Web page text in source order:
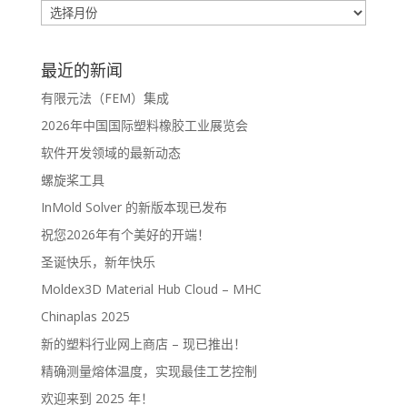
最近的新闻
有限元法（FEM）集成
2026年中国国际塑料橡胶工业展览会
软件开发领域的最新动态
螺旋桨工具
InMold Solver 的新版本现已发布
祝您2026年有个美好的开端！
圣诞快乐，新年快乐
Moldex3D Material Hub Cloud – MHC
Chinaplas 2025
新的塑料行业网上商店 – 现已推出！
精确测量熔体温度，实现最佳工艺控制
欢迎来到 2025 年！